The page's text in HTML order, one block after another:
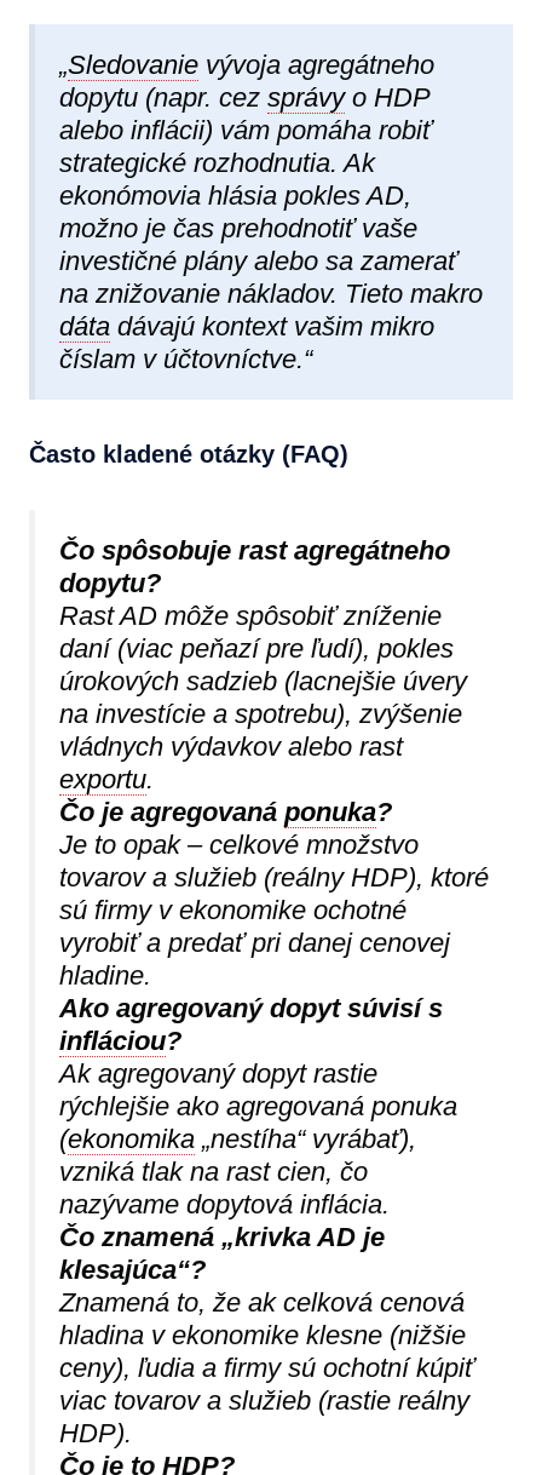
„Sledovanie vývoja agregátneho
dopytu (napr. cez správyo HDP
alebo inflácii) vám pomáha robiť
strategické rozhodnutia. Ak
ekonómovia hlásia pokles AD,
možno je čas prehodnotiť vaše
investičné plány alebo sa zamerať
na znižovanie nákladov. Tieto makro
dáta dávajú kontext vašim mikro
číslam v účtovníctve.“
Často kladené otázky (FAQ)
Čo spôsobuje rast agregátneho
dopytu?
Rast AD môže spôsobiť zníženie
daní (viac peňazí pre ľudí), pokles
úrokových sadzieb (lacnejšie úvery
na investície a spotrebu), zvýšenie
vládnych výdavkov alebo rast
exportu.
Čo je agregovaná ponuka?
Je to opak – celkové množstvo
tovarov a služieb (reálny HDP), ktoré
sú firmy v ekonomike ochotné
vyrobiť a predať pri danej cenovej
hladine.
Ako agregovaný dopyt súvisí s
infláciou?
Ak agregovaný dopyt rastie
rýchlejšie ako agregovaná ponuka
(ekonomika „nestíha“ vyrábať),
vzniká tlak na rast cien, čo
nazývame dopytová inflácia.
Čo znamená „krivka AD je
klesajúca“?
Znamená to, že ak celková cenová
hladina v ekonomike klesne (nižšie
ceny), ľudia a firmy sú ochotní kúpiť
viac tovarov a služieb (rastie reálny
HDP).
Čo je to HDP?